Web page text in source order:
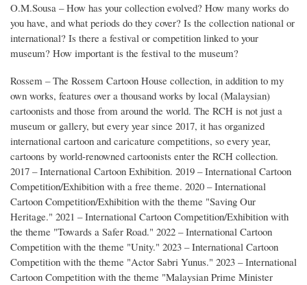
O.M.Sousa – How has your collection evolved? How many works do
you have, and what periods do they cover? Is the collection national or
international? Is there a festival or competition linked to your
museum? How important is the festival to the museum?
Rossem – The Rossem Cartoon House collection, in addition to my
own works, features over a thousand works by local (Malaysian)
cartoonists and those from around the world. The RCH is not just a
museum or gallery, but every year since 2017, it has organized
international cartoon and caricature competitions, so every year,
cartoons by world-renowned cartoonists enter the RCH collection.
2017 – International Cartoon Exhibition. 2019 – International Cartoon
Competition/Exhibition with a free theme. 2020 – International
Cartoon Competition/Exhibition with the theme "Saving Our
Heritage." 2021 – International Cartoon Competition/Exhibition with
the theme "Towards a Safer Road." 2022 – International Cartoon
Competition with the theme "Unity." 2023 – International Cartoon
Competition with the theme "Actor Sabri Yunus." 2023 – International
Cartoon Competition with the theme "Malaysian Prime Minister